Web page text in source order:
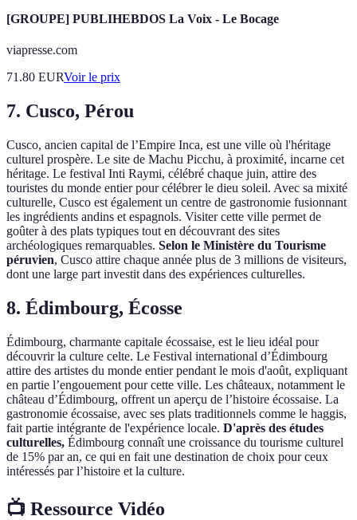
[GROUPE] PUBLIHEBDOS La Voix - Le Bocage
viapresse.com
71.80 EURVoir le prix
7. Cusco, Pérou
Cusco, ancien capital de l’Empire Inca, est une ville où l'héritage
culturel prospère. Le site de Machu Picchu, à proximité, incarne cet
héritage. Le festival Inti Raymi, célébré chaque juin, attire des
touristes du monde entier pour célébrer le dieu soleil. Avec sa mixité
culturelle, Cusco est également un centre de gastronomie fusionnant
les ingrédients andins et espagnols. Visiter cette ville permet de
goûter à des plats typiques tout en découvrant des sites
archéologiques remarquables. Selon le Ministère du Tourisme
péruvien, Cusco attire chaque année plus de 3 millions de visiteurs,
dont une large part investit dans des expériences culturelles.
8. Édimbourg, Écosse
Édimbourg, charmante capitale écossaise, est le lieu idéal pour
découvrir la culture celte. Le Festival international d’Édimbourg
attire des artistes du monde entier pendant le mois d'août, expliquant
en partie l’engouement pour cette ville. Les châteaux, notamment le
château d’Édimbourg, offrent un aperçu de l’histoire écossaise. La
gastronomie écossaise, avec ses plats traditionnels comme le haggis,
fait partie intégrante de l'expérience locale. D'après des études
culturelles, Édimbourg connaît une croissance du tourisme culturel
de 15% par an, ce qui en fait une destination de choix pour ceux
intéressés par l’histoire et la culture.
📺 Ressource Vidéo